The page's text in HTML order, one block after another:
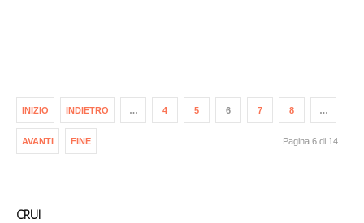
INIZIO INDIETRO … 4 5 6 7 8 …
AVANTI FINE Pagina 6 di 14
CRUI